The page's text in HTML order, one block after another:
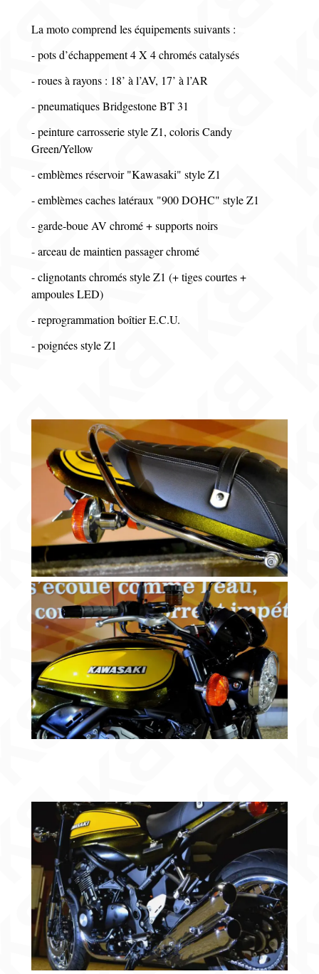
La moto comprend les équipements suivants :
- pots d’échappement 4 X 4 chromés catalysés
- roues à rayons : 18’ à l’AV, 17’ à l’AR
- pneumatiques Bridgestone BT 31
- peinture carrosserie style Z1, coloris Candy
Green/Yellow
- emblèmes réservoir "Kawasaki" style Z1
- emblèmes caches latéraux "900 DOHC" style Z1
- garde-boue AV chromé + supports noirs
- arceau de maintien passager chromé
- clignotants chromés style Z1 (+ tiges courtes +
ampoules LED)
- reprogrammation boîtier E.C.U.
- poignées style Z1